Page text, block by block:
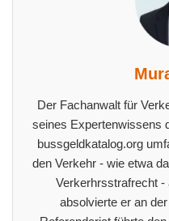
Der Fachanwalt für
seines Expertenwissens
bussgeldkatalog.org
den Verkehr - wie etwa
Verkerhrsstrafrecht -
absolvierte er an